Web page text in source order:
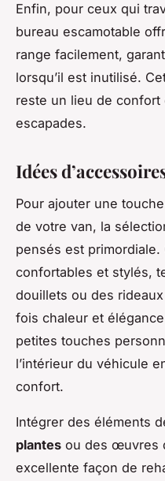
Enfin, pour ceux qui
bureau escamotable
range facilement,
lorsqu’il est inutilisé.
reste un lieu de confort
escapades.
Idées
Pour ajouter une
de votre van, la
pensés est
confortables et stylés,
douillets ou des
fois chaleur et
petites touches
l’intérieur du véhicule
confort.
Intégrer des éléments
plantes ou des œuvres
excellente façon de